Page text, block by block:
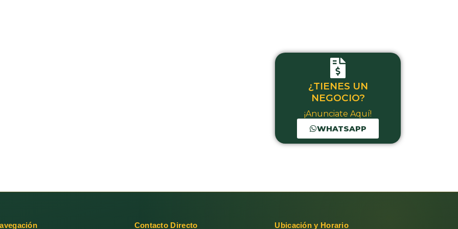
¿TIENES UN
NEGOCIO?
¡Anunciate Aquí!
WHATSAPP
Contacto Directo Ubicación y Horario